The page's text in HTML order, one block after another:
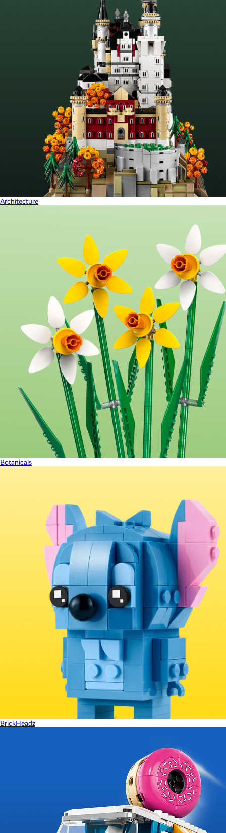
Architecture
Botanicals
BrickHeadz